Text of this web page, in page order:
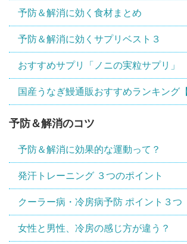
予防＆解消に効く食材まとめ
予防＆解消に効くサプリベスト３
おすすめサプリ「ノニの実粒サプリ」
国産うなぎ鰻通販おすすめランキング
予防＆解消のコツ
予防＆解消に効果的な運動って？
発汗トレーニング ３つのポイント
クーラー病・冷房病予防 ポイント３つ
女性と男性、冷房の感じ方が違う？